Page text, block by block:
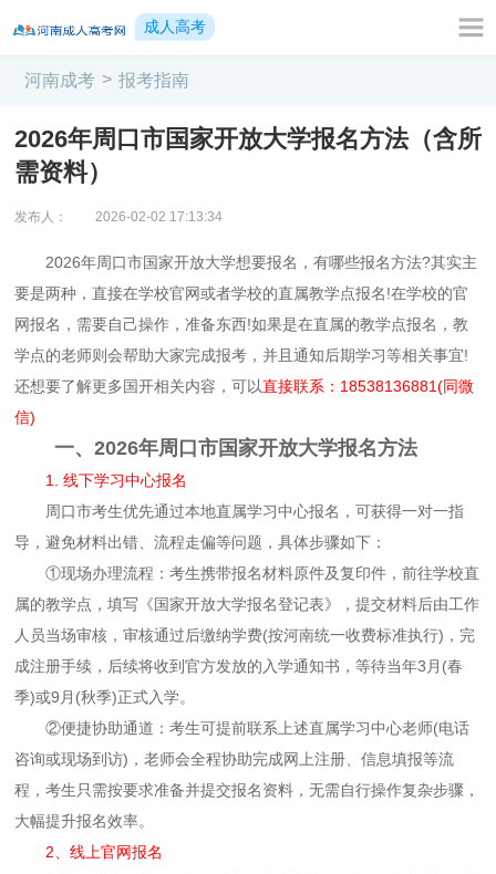
成人高考
河南成考 > 报考指南
2026年周口市国家开放大学报名方法（含所
需资料）
发布人： 2026-02-02 17:13:34
2026年周口市国家开放大学想要报名，有哪些报名方法?其实主
要是两种，直接在学校官网或者学校的直属教学点报名!在学校的官
网报名，需要自己操作，准备东西!如果是在直属的教学点报名，教
学点的老师则会帮助大家完成报考，并且通知后期学习等相关事宜!
还想要了解更多国开相关内容，可以直接联系：18538136881(同微
信)
一、2026年周口市国家开放大学报名方法
1. 线下学习中心报名
周口市考生优先通过本地直属学习中心报名，可获得一对一指
导，避免材料出错、流程走偏等问题，具体步骤如下：
①现场办理流程：考生携带报名材料原件及复印件，前往学校直
属的教学点，填写《国家开放大学报名登记表》，提交材料后由工作
人员当场审核，审核通过后缴纳学费(按河南统一收费标准执行)，完
成注册手续，后续将收到官方发放的入学通知书，等待当年3月(春
季)或9月(秋季)正式入学。
②便捷协助通道：考生可提前联系上述直属学习中心老师(电话
咨询或现场到访)，老师会全程协助完成网上注册、信息填报等流
程，考生只需按要求准备并提交报名资料，无需自行操作复杂步骤，
大幅提升报名效率。
2、线上官网报名